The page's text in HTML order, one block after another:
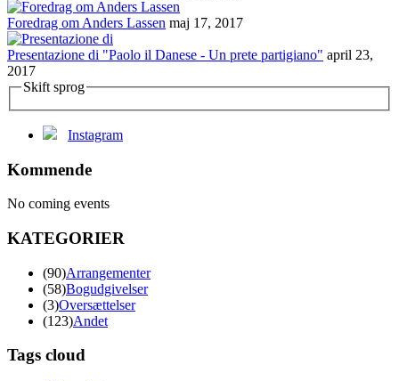
Foredrag om Anders Lassen maj 17, 2017
Presentazione di "Paolo il Danese - Un prete partigiano" april 23,
2017
Skift sprog
Instagram
Kommende
No coming events
KATEGORIER
(90)Arrangementer
(58)Bogudgivelser
(3)Oversættelser
(123)Andet
Tags cloud